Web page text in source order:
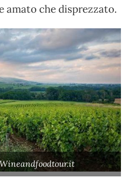
amato che disprezzato.